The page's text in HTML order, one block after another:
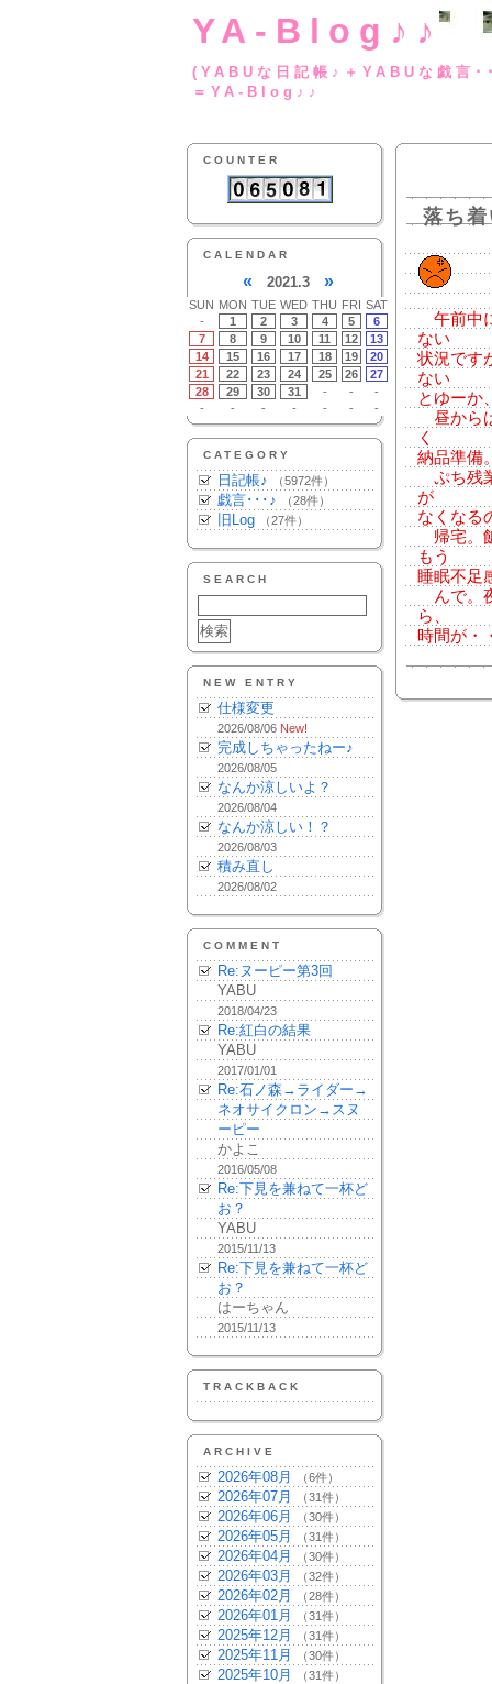
YA-Blog♪♪
(YABUな日記帳♪
＝YA-Blog♪♪
COUNTER
CALENDAR
« 2021.3 »
SUN MON TUE WED THU FRI SAT
-
1 2 3 4 5
6
7
8 9 10 11 12
13
14
15 16 17 18 19
20
21
22 23 24 25 26
27
28
29 30 31 - -
-
-
- - - - - -
CATEGORY
日記帳♪ （5972件）
戯言･･･♪ （28件）
旧Log （27件）
SEARCH
NEW ENTRY
仕様変更
2026/08/06 New!
完成しちゃったねー♪
2026/08/05
なんか涼しいよ？
2026/08/04
なんか涼しい！？
2026/08/03
積み直し
2026/08/02
COMMENT
Re:ヌーピー第3回
YABU
2018/04/23
Re:紅白の結果
YABU
2017/01/01
Re:石ノ森→ライダー→
ネオサイクロン→スヌ
ーピー
かよこ
2016/05/08
Re:下見を兼ねて一杯ど
お？
YABU
2015/11/13
Re:下見を兼ねて一杯ど
お？
はーちゃん
2015/11/13
TRACKBACK
ARCHIVE
2026年08月 （6件）
2026年07月 （31件）
2026年06月 （30件）
2026年05月 （31件）
2026年04月 （30件）
2026年03月 （32件）
2026年02月 （28件）
2026年01月 （31件）
2025年12月 （31件）
2025年11月 （30件）
2025年10月 （31件）
落ち
午前中
ない
状況です
ない
とゆーか
昼から
く
納品準備
ぷち残
が
なくなる
帰宅。
もう
睡眠不足
んで。
ら、
時間が・